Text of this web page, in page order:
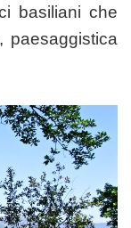
basiliani che
paesaggistica